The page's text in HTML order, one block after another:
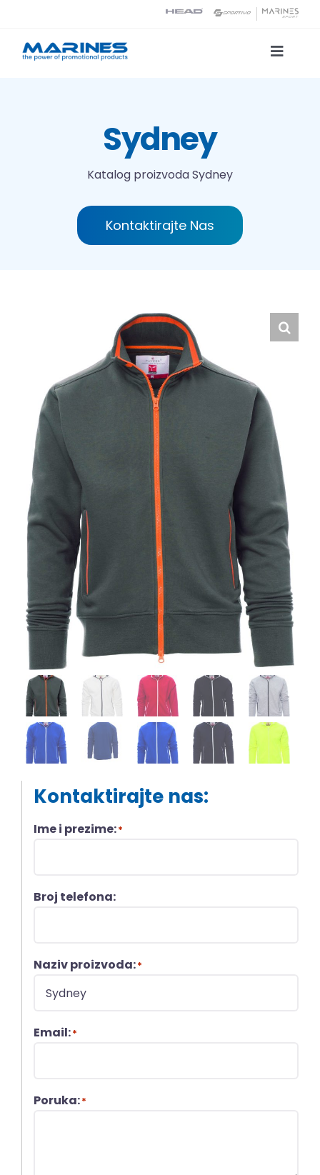
content
Toggle
Tehnologije tiskaSydney
Katalog proizvodaSydney
Kontaktirajte Nas
Kontaktirajte nas:
Ime i prezime:*
Broj telefona:
Naziv proizvoda:*
Email:*
Poruka:*